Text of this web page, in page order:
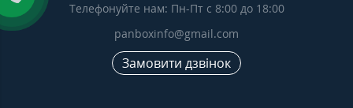
Телефонуйте нам: Пн-Пт с 8:00 до 18:00
panboxinfo@gmail.com
Замовити дзвінок